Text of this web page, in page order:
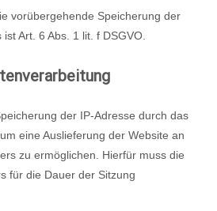
vorübergehende Speicherung der
Art. 6 Abs. 1 lit. f DSGVO.
der IP-Adresse durch das
eine Auslieferung der Website an
zu ermöglichen. Hierfür muss die
für die Dauer der Sitzung